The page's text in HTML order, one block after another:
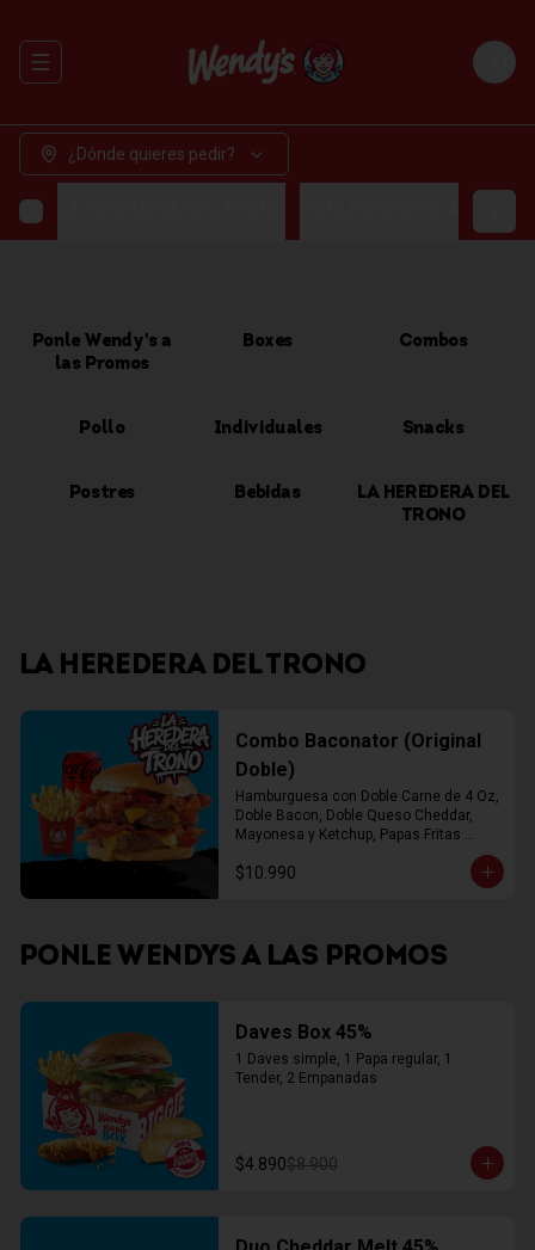
Abrir menu de navegación Login
¿Dónde quieres pedir?
Ponle Wendy's a
las Promos
Boxes Combos
Pollo Individuales Snacks
Postres Bebidas
LA HEREDERA DEL
TRONO
LA HEREDERA DEL TRONO
Combo Baconator (Original
Doble)
Hamburguesa con Doble Carne de 4 Oz,
Doble Bacon, Doble Queso Cheddar,
Mayonesa y Ketchup, Papas Fritas
$10.990
PONLE WENDYS A LAS PROMOS
Daves Box 45%
1 Daves simple, 1 Papa regular, 1
Tender, 2 Empanadas
$4.890$8.900